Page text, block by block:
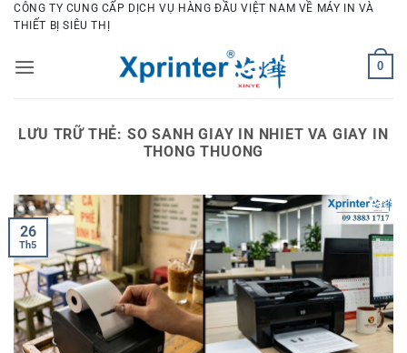
Bỏ
qua
dung
CÔNG TY CUNG CẤP DỊCH VỤ HÀNG ĐẦU VIỆT NAM VỀ MÁY IN VÀ
THIẾT BỊ SIÊU THỊ
0
LƯU TRỮ THẺ: SO SANH GIAY IN NHIET VA GIAY IN
THONG THUONG
26
Th5